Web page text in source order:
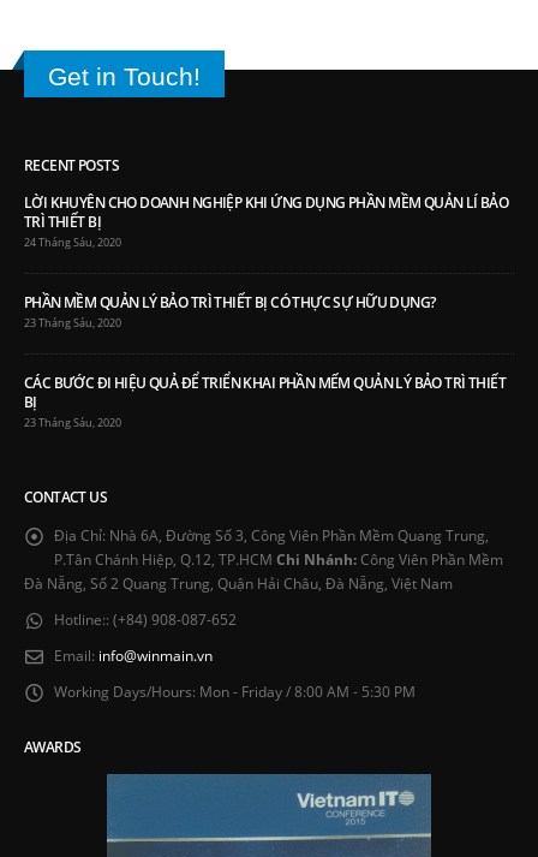
Get in Touch!
RECENT POSTS
LỜI KHUYÊN CHO DOANH NGHIỆP KHI ỨNG DỤNG PHẦN MỀM QUẢN LÍ BẢO
TRÌ THIẾT BỊ
24 Tháng Sáu, 2020
PHẦN MỀM QUẢN LÝ BẢO TRÌ THIẾT BỊ CÓ THỰC SỰ HỮU DỤNG?
23 Tháng Sáu, 2020
CÁC BƯỚC ĐI HIỆU QUẢ ĐỂ TRIỂN KHAI PHẦN MẾM QUẢN LÝ BẢO TRÌ THIẾT
BỊ
23 Tháng Sáu, 2020
CONTACT US
Địa Chỉ: Nhà 6A, Đường Số 3, Công Viên Phần Mềm Quang Trung,
P.Tân Chánh Hiệp, Q.12, TP.HCM Chi Nhánh:Công Viên Phần Mềm
Đà Nẵng, Số 2 Quang Trung, Quận Hải Châu, Đà Nẵng, Việt Nam
Hotline:: (+84) 908-087-652
Email: info@winmain.vn
Working Days/Hours: Mon - Friday / 8:00 AM - 5:30 PM
AWARDS